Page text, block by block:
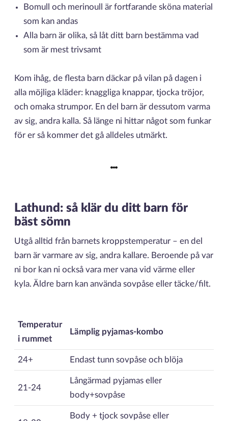
Bomull och merinoull är fortfarande sköna material
som kan andas
Alla barn är olika, så låt ditt barn bestämma vad
som är mest trivsamt
Kom ihåg, de flesta barn däckar på vilan på dagen i
alla möjliga kläder: knaggliga knappar, tjocka tröjor,
och omaka strumpor. En del barn är dessutom varma
av sig, andra kalla. Så länge ni hittar något som funkar
för er så kommer det gå alldeles utmärkt.
Lathund: så klär du ditt barn för
bäst sömn
Utgå alltid från barnets kroppstemperatur – en del
barn är varmare av sig, andra kallare. Beroende på var
ni bor kan ni också vara mer vana vid värme eller
kyla. Äldre barn kan använda sovpåse eller täcke/filt.
Temperatur
i rummet
Lämplig pyjamas-kombo
24+ Endast tunn sovpåse och blöja
21-24
Långärmad pyjamas eller
body+sovpåse
Body + tjock sovpåse eller